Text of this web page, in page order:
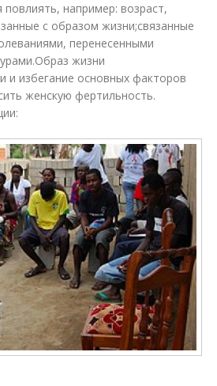
например: возраст,
с образом жизни;связанные
перенесенными
жизни
и избегание основных факторов
женскую фертильность.